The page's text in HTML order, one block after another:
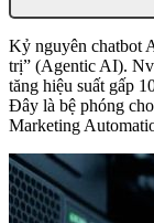
Kỷ nguyên chatbot
trị” (Agentic AI).
tăng hiệu suất gấp
Đây là bệ phóng
Marketing